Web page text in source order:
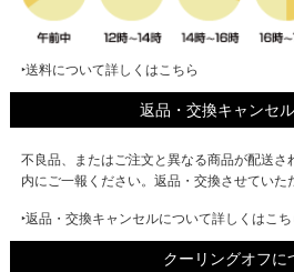
‣送料について詳しくはこちら
返品・交換キャンセ
不良品、またはご注文と異なる商品が配送さ
内にご一報ください。返品・交換させていた
‣返品・交換キャンセルについて詳しくはこち
クーリングオフに